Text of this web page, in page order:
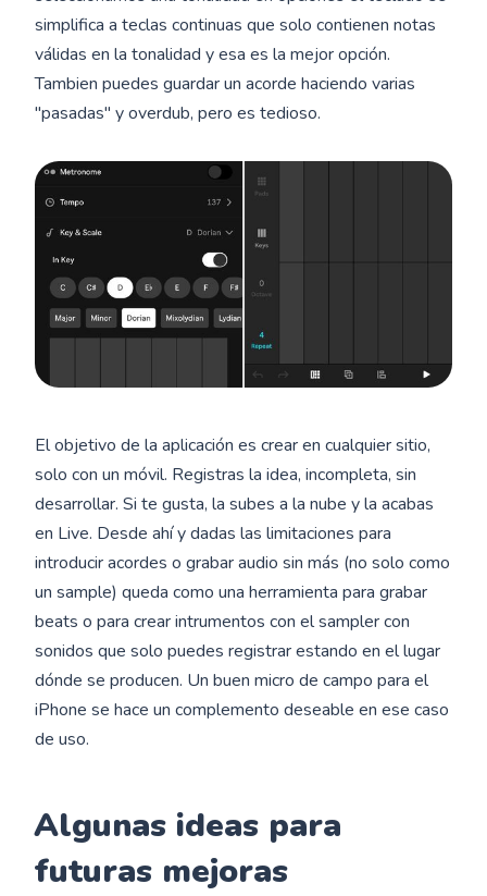
simplifica a teclas continuas que solo contienen notas
válidas en la tonalidad y esa es la mejor opción.
Tambien puedes guardar un acorde haciendo varias
"pasadas" y overdub, pero es tedioso.
El objetivo de la aplicación es crear en cualquier sitio,
solo con un móvil. Registras la idea, incompleta, sin
desarrollar. Si te gusta, la subes a la nube y la acabas
en Live. Desde ahí y dadas las limitaciones para
introducir acordes o grabar audio sin más (no solo como
un sample) queda como una herramienta para grabar
beats o para crear intrumentos con el sampler con
sonidos que solo puedes registrar estando en el lugar
dónde se producen. Un buen micro de campo para el
iPhone se hace un complemento deseable en ese caso
de uso.
Algunas ideas para
futuras mejoras